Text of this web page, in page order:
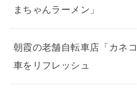
まちゃんラーメン」
朝霞の老舗自転車店「カネ
車をリフレッシュ